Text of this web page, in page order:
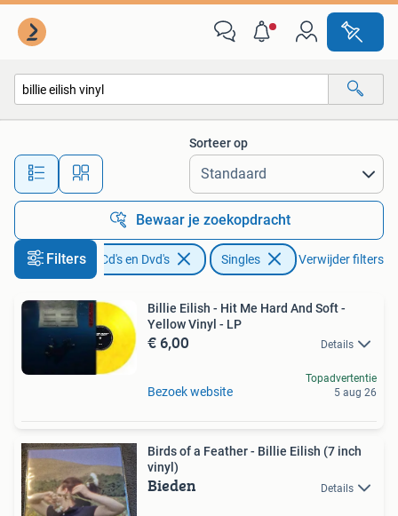
Alle afstanden…
Sorteer op
Bewaar je zoekopdracht
Filters Cd's en Dvd's Singles Verwijder filters
Billie Eilish - Hit Me Hard And Soft -
Yellow Vinyl - LP
€ 6,00 Details
Bezoek website
Topadvertentie
5 aug 26
Birds of a Feather - Billie Eilish (7 inch
vinyl)
Bieden Details